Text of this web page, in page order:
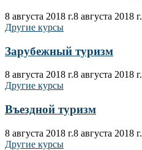
8 августа 2018 г.8 августа 2018 г.
Другие курсы
Зарубежный туризм
8 августа 2018 г.8 августа 2018 г.
Другие курсы
Въездной туризм
8 августа 2018 г.8 августа 2018 г.
Другие курсы